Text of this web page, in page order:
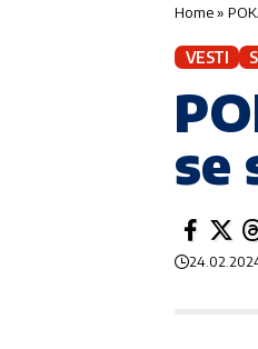
Home»
VESTI
se